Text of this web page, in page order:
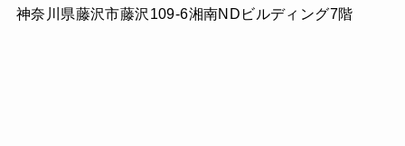
神奈川県藤沢市藤沢109-6湘南NDビルディング7階